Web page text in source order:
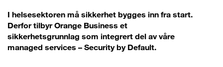
I helsesektoren må sikkerhet bygges inn fra start.
Derfor tilbyr Orange Business et
sikkerhetsgrunnlag som integrert del av våre
managed services – Security by Default.